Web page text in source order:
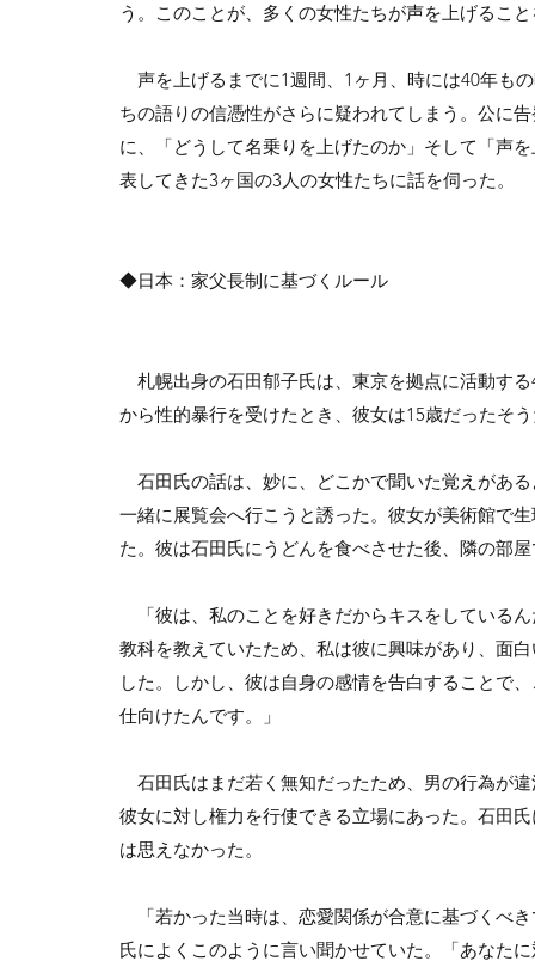
う。このことが、多くの女性たちが声を上げるこ
声を上げるまでに1週間、1ヶ月、時には40年も
ちの語りの信憑性がさらに疑われてしまう。公に
に、「どうして名乗りを上げたのか」そして「声
表してきた3ヶ国の3人の女性たちに話を伺った。
◆日本：家父長制に基づくルール
札幌出身の石田郁子氏は、東京を拠点に活動す
から性的暴行を受けたとき、彼女は15歳だったそ
石田氏の話は、妙に、どこかで聞いた覚えがあ
一緒に展覧会へ行こうと誘った。彼女が美術館で
た。彼は石田氏にうどんを食べさせた後、隣の部
「彼は、私のことを好きだからキスをしている
教科を教えていたため、私は彼に興味があり、面
した。しかし、彼は自身の感情を告白することで
仕向けたんです。」
石田氏はまだ若く無知だったため、男の行為が
彼女に対し権力を行使できる立場にあった。石田
は思えなかった。
「若かった当時は、恋愛関係が合意に基づくべ
氏によくこのように言い聞かせていた。「あなた